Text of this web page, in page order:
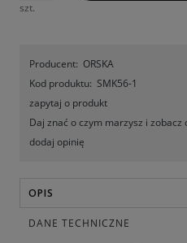
szt.
Producent: ORSKA
Kod produktu: SMK56-1
zapytaj o produkt
Daj znać o czym marzysz i zobacz
dodaj opinię
OPIS
DANE TECHNICZNE